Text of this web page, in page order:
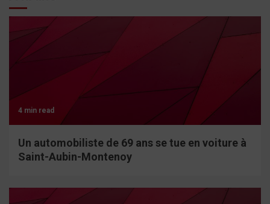
4 min read
Un automobiliste de 69 ans se tue en voiture à
Saint-Aubin-Montenoy